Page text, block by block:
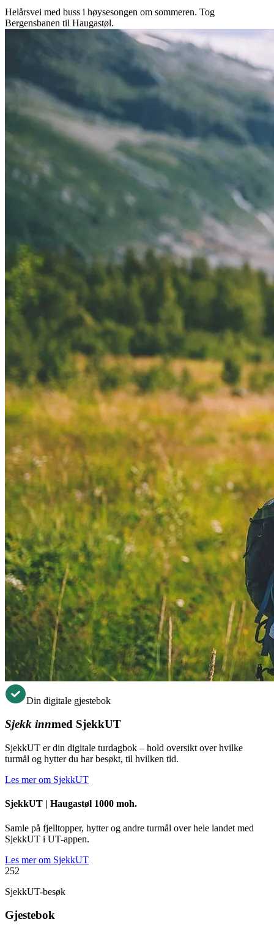
Helårsvei med buss i høysesongen om sommeren. Tog
Bergensbanen til Haugastøl.
Din digitale gjestebok
Sjekk innmed SjekkUT
SjekkUT er din digitale turdagbok – hold oversikt over hvilke
turmål og hytter du har besøkt, til hvilken tid.
Les mer om SjekkUT
SjekkUT | Haugastøl 1000 moh.
Samle på fjelltopper, hytter og andre turmål over hele landet med
SjekkUT i UT-appen.
Les mer om SjekkUT
252
SjekkUT-besøk
Gjestebok